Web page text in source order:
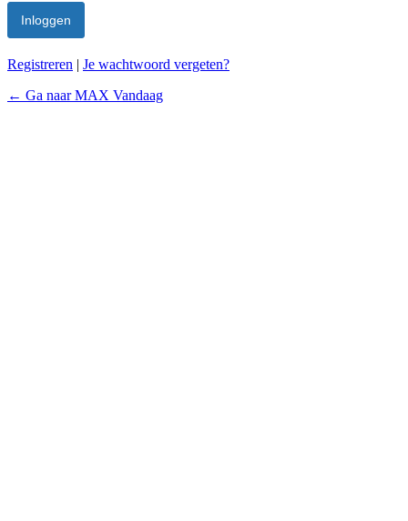
Registreren | Je wachtwoord vergeten?
← Ga naar MAX Vandaag